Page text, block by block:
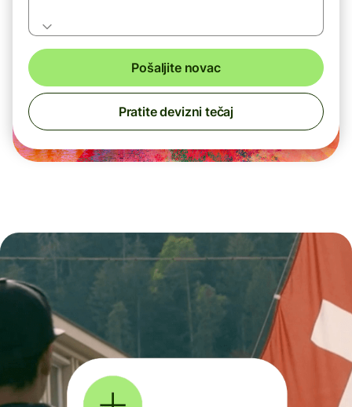
Pošaljite novac
Pratite devizni tečaj